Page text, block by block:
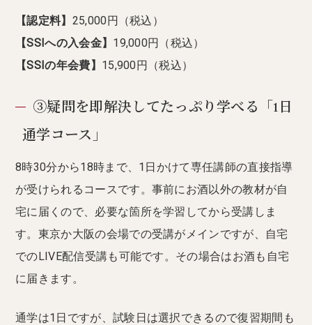
【認定料】 25,000円（税込）
【SSIへの入会金】 19,000円（税込）
【SSIの年会費】 15,900円（税込）
③疑問を即解決してたっぷり学べる「1日
通学コース」
8時30分から18時まで、1日かけて専任講師の直接指導
が受けられるコースです。事前にお酒以外の教材が自
宅に届くので、必要な箇所を学習してから受講しま
す。東京か大阪の会場での受講がメインですが、自宅
でのLIVE配信受講も可能です。その場合はお酒も自宅
に届きます。
通学は1日ですが、試験日は選択できるので復習期間も